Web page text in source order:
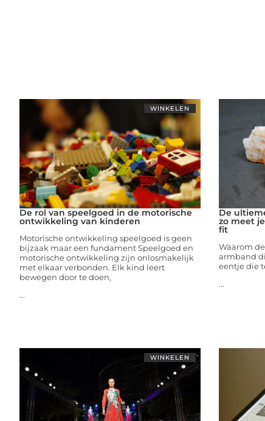
WINKELEN
De rol van speelgoed in de motorische
ontwikkeling van kinderen
Motorische ontwikkeling speelgoed is geen
bijzaak maar een fundament Speelgoed en
motorische ontwikkeling zijn onlosmakelijk
met elkaar verbonden. Elk kind leert
bewegen door te doen,
...
De
zo meet
fit
Waarom
armband
eentje die
...
WINKELEN